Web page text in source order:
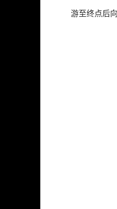
游至终点后